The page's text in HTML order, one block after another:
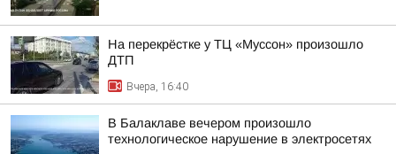
На перекрёстке у ТЦ «Муссон» произошло
ДТП
Вчера, 16:40
В Балаклаве вечером произошло
технологическое нарушение в электросетях